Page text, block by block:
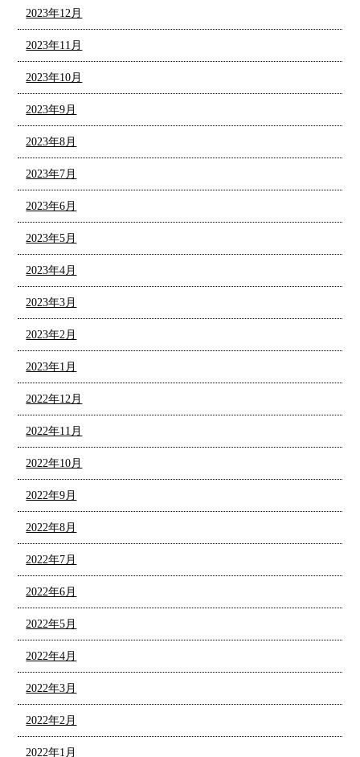
2023年12月
2023年11月
2023年10月
2023年9月
2023年8月
2023年7月
2023年6月
2023年5月
2023年4月
2023年3月
2023年2月
2023年1月
2022年12月
2022年11月
2022年10月
2022年9月
2022年8月
2022年7月
2022年6月
2022年5月
2022年4月
2022年3月
2022年2月
2022年1月